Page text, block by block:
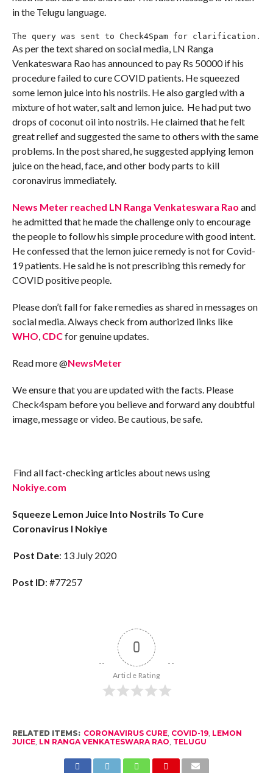
in the Telugu language.
The query was sent to Check4Spam for clarification.
As per the text shared on social media, LN Ranga
Venkateswara Rao has announced to pay Rs 50000 if his
procedure failed to cure COVID patients. He squeezed
some lemon juice into his nostrils. He also gargled with a
mixture of hot water, salt and lemon juice. He had put two
drops of coconut oil into nostrils. He claimed that he felt
great relief and suggested the same to others with the same
problems. In the post shared, he suggested applying lemon
juice on the head, face, and other body parts to kill
coronavirus immediately.
News Meter reached LN Ranga Venkateswara Rao and
he admitted that he made the challenge only to encourage
the people to follow his simple procedure with good intent.
He confessed that the lemon juice remedy is not for Covid-
19 patients. He said he is not prescribing this remedy for
COVID positive people.
Please don’t fall for fake remedies as shared in messages on
social media. Always check from authorized links like
WHO, CDCfor genuine updates.
Read more @NewsMeter
We ensure that you are updated with the facts. Please
Check4spam before you believe and forward any doubtful
image, message or video. Be cautious, be safe.
Find all fact-checking articles about news using
Nokiye.com
Squeeze Lemon Juice Into Nostrils To Cure
Coronavirus I Nokiye
Post Date: 13 July 2020
Post ID: #77257
0
Article Rating
RELATED ITEMS: CORONAVIRUS CURE, COVID-19, LEMON
JUICE, LN RANGA VENKATESWARA RAO TELUGU